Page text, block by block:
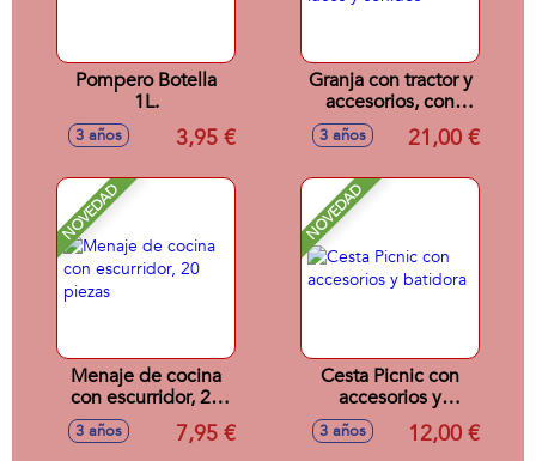
Pompero Botella
1L.
3 años 3,95 €
Granja con tractor y
accesorios, con
luces y sonidos
3 años 21,00 €
NOVEDAD
Menaje de cocina
con escurridor, 20
piezas
3 años 7,95 €
NOVEDAD
Cesta Picnic con
accesorios y
batidora
3 años 12,00 €